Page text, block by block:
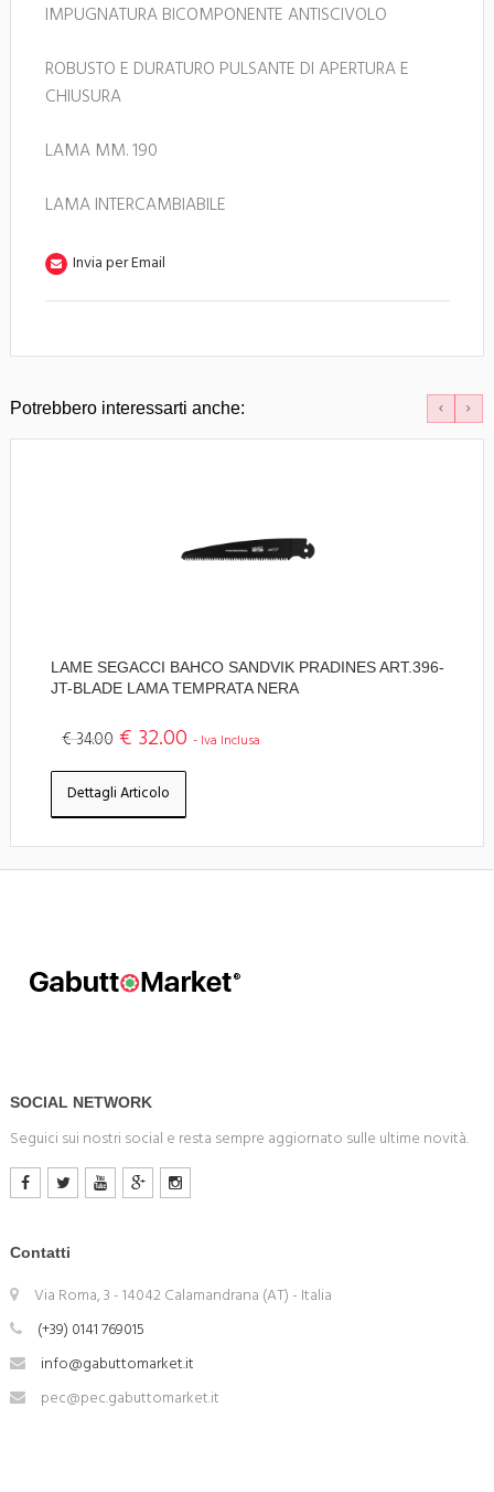
IMPUGNATURA BICOMPONENTE ANTISCIVOLO
ROBUSTO E DURATURO PULSANTE DI APERTURA E
CHIUSURA
LAMA MM. 190
LAMA INTERCAMBIABILE
Invia per Email
Potrebbero interessarti anche:
LAME SEGACCI BAHCO SANDVIK PRADINES ART.396-
JT-BLADE LAMA TEMPRATA NERA
€ 34.00 € 32.00 - Iva Inclusa
Dettagli Articolo
SOCIAL NETWORK
Seguici sui nostri social e resta sempre aggiornato sulle ultime novità.
Contatti
Via Roma, 3 - 14042 Calamandrana (AT) - Italia
(+39) 0141 769015
info@gabuttomarket.it
pec@pec.gabuttomarket.it